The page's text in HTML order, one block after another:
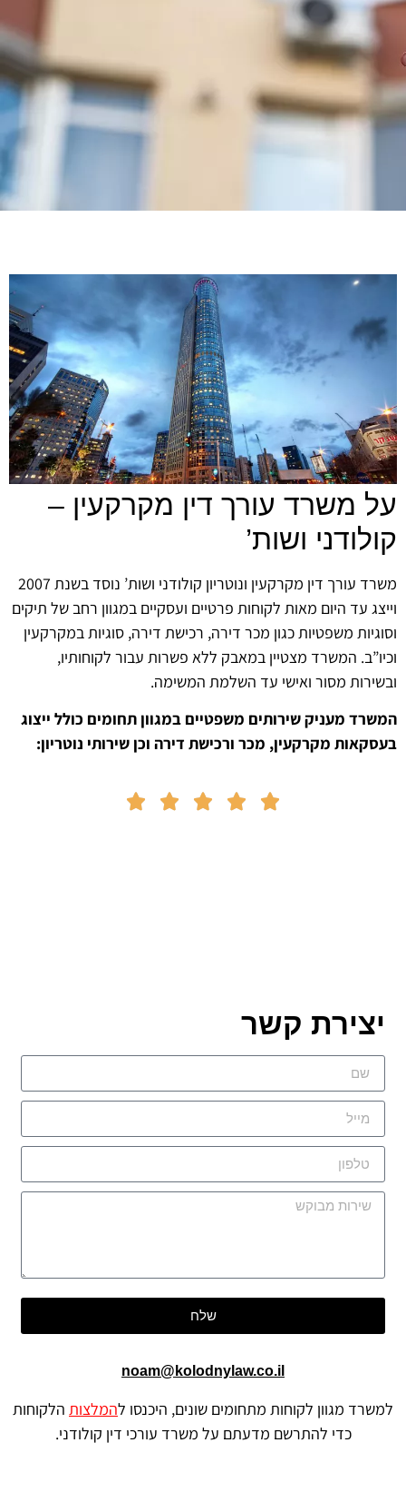
משרד עורך דין מקרקעין –
ושות’
משרד עורך דין מקרקעין ונוטריון קולודני ושות’ נוסד בשנת 2007
עד היום מאות לקוחות פרטיים ועסקיים במגוון רחב של תיקים
משפטיות כגון מכר דירה, רכישת דירה, סוגיות במקרקעין
המשרד מצטיין במאבק ללא פשרות עבור לקוחותיו,
מסור ואישי עד השלמת המשימה.
מעניק שירותים משפטיים במגוון תחומים כולל ייצוג
מקרקעין, מכר ורכישת דירה וכן שירותי נוטריון:




קשר
noam@kolodnylaw.co.il
מגוון לקוחות מתחומים שונים, היכנסו להמלצותהלקוחות
כדי להתרשם מדעתם על משרד עורכי דין קולודני.